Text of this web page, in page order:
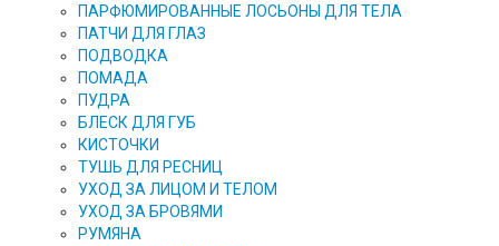
ПАРФЮМИРОВАННЫЕ ЛОСЬОНЫ ДЛЯ ТЕЛА
ПАТЧИ ДЛЯ ГЛАЗ
ПОДВОДКА
ПОМАДА
ПУДРА
БЛЕСК ДЛЯ ГУБ
КИСТОЧКИ
ТУШЬ ДЛЯ РЕСНИЦ
УХОД ЗА ЛИЦОМ И ТЕЛОМ
УХОД ЗА БРОВЯМИ
РУМЯНА